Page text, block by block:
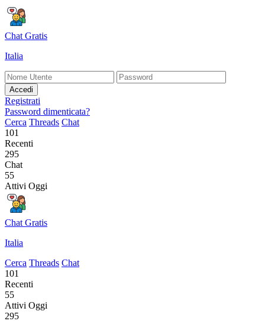
Chat Gratis
Italia
Accedi
Registrati
Password dimenticata?
Cerca Threads Chat
101
Recenti
295
Chat
55
Attivi Oggi
Chat Gratis
Italia
Cerca Threads Chat
101
Recenti
55
Attivi Oggi
295